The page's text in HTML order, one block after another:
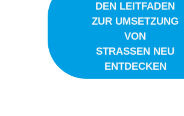
DEN LEITFADEN
ZUR UMSETZUNG
VON
STRASSEN NEU E
NTDECKEN